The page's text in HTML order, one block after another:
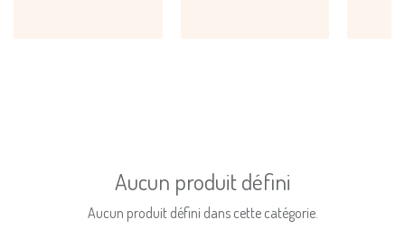
Aucun produit défini
Aucun produit défini dans cette catégorie.